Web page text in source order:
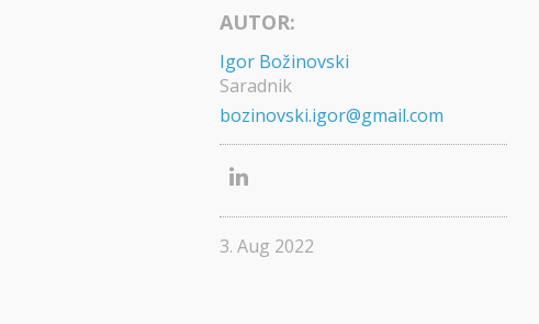
AUTOR:
Igor Božinovski
Saradnik
bozinovski.igor@gmail.com
3. Aug 2022